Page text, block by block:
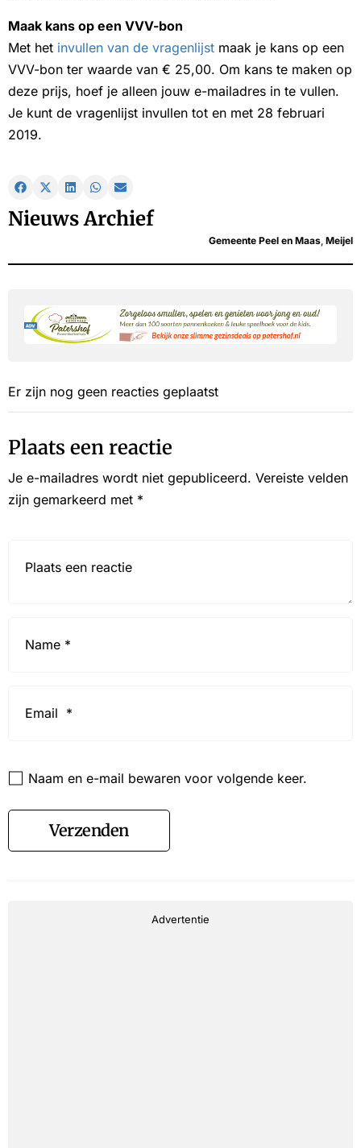
Maak kans op een VVV-bon
Met het invullen van de vragenlijst maak je kans op een
VVV-bon ter waarde van € 25,00. Om kans te maken op
deze prijs, hoef je alleen jouw e-mailadres in te vullen.
Je kunt de vragenlijst invullen tot en met 28 februari
2019.
Nieuws Archief
Gemeente Peel en Maas Meijel
Er zijn nog geen reacties geplaatst
Plaats een reactie
Je e-mailadres wordt niet gepubliceerd. Vereiste velden
zijn gemarkeerd met *
Naam en e-mail bewaren voor volgende keer.
Verzenden
Advertentie